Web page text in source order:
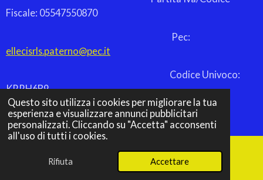
Questo sito utilizza i cookies per migliorare la tua
esperienza e visualizzare annunci pubblicitari
personalizzati. Cliccando su "Accetta" acconsenti
all'uso di tutti i cookies.
Rifiuta Accettare
Fiscale: 05547550870
Pec:
ellecisrls.paterno@pec.it
Codice Univoco:
KRRH6B9
© 2026 lcpremiazioni.store
Fornito daWebador
Email